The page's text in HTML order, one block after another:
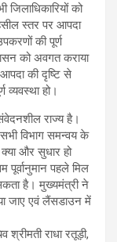
को
स्तर पर आपदा
की पूर्ण
को अवगत कराया
की दृष्टि से
व्यवस्था हो।
राज्य है।
विभाग समन्वय के
क्या और सुधार हो
पहले मिल
है। मुख्यमंत्री ने
जाए एवं लैंसडाउन में
राधा रतूड़ी,